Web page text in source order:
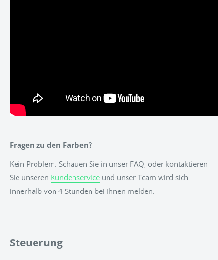
Fragen zu den Farben?
Kein Problem. Schauen Sie in unser FAQ, oder kontaktieren
Sie unseren Kundenservice und unser Team wird sich
innerhalb von 4 Stunden bei Ihnen melden.
Steuerung